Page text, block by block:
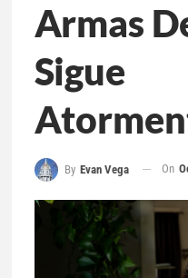
Armas
Sigue
By Evan Vega On